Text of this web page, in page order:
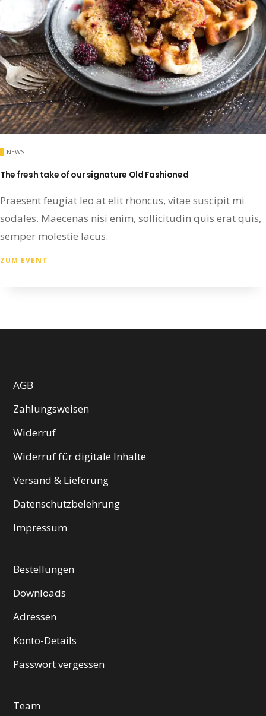
NEWS
The fresh take of our signature Old Fashioned
Praesent feugiat leo at elit rhoncus, vitae suscipit mi
sodales. Maecenas nisi enim, sollicitudin quis erat quis,
semper molestie lacus.
ZUM EVENT
AGB
Zahlungsweisen
Widerruf
Widerruf für digitale Inhalte
Versand & Lieferung
Datenschutzbelehrung
Impressum
Bestellungen
Downloads
Adressen
Konto-Details
Passwort vergessen
Team